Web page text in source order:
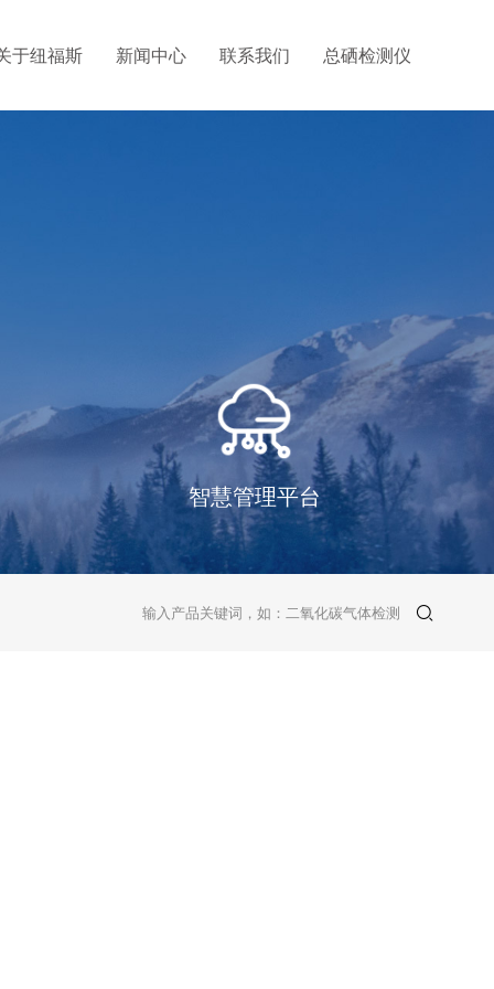
于纽福斯 新闻中心 联系我们 总硒检测仪
智慧管理平台